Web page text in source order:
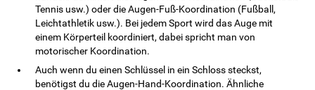
Tennis usw.) oder die Augen-Fuß-Koordination (Fußball,
Leichtathletik usw.). Bei jedem Sport wird das Auge mit
einem Körperteil koordiniert, dabei spricht man von
motorischer Koordination.
Auch wenn du einen Schlüssel in ein Schloss steckst,
benötigst du die Augen-Hand-Koordination. Ähnliche